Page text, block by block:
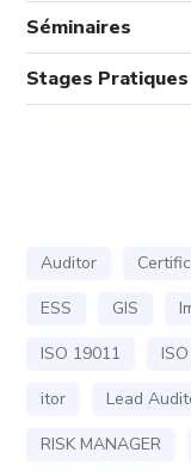
Séminaires
Stages Pratiques
Auditor
ESS
GIS
ISO 19011
itor
Lead
RISK MANAGER